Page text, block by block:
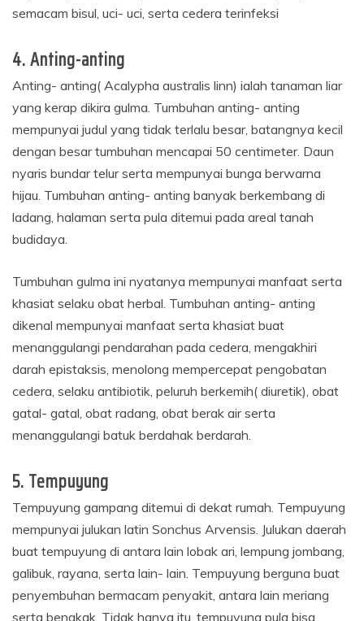
semacam bisul, uci- uci, serta cedera terinfeksi
4. Anting-anting
Anting- anting( Acalypha australis linn) ialah tanaman liar
yang kerap dikira gulma. Tumbuhan anting- anting
mempunyai judul yang tidak terlalu besar, batangnya kecil
dengan besar tumbuhan mencapai 50 centimeter. Daun
nyaris bundar telur serta mempunyai bunga berwarna
hijau. Tumbuhan anting- anting banyak berkembang di
ladang, halaman serta pula ditemui pada areal tanah
budidaya.
Tumbuhan gulma ini nyatanya mempunyai manfaat serta
khasiat selaku obat herbal. Tumbuhan anting- anting
dikenal mempunyai manfaat serta khasiat buat
menanggulangi pendarahan pada cedera, mengakhiri
darah epistaksis, menolong mempercepat pengobatan
cedera, selaku antibiotik, peluruh berkemih( diuretik), obat
gatal- gatal, obat radang, obat berak air serta
menanggulangi batuk berdahak berdarah.
5. Tempuyung
Tempuyung gampang ditemui di dekat rumah. Tempuyung
mempunyai julukan latin Sonchus Arvensis. Julukan daerah
buat tempuyung di antara lain lobak ari, lempung jombang,
galibuk, rayana, serta lain- lain. Tempuyung berguna buat
penyembuhan bermacam penyakit, antara lain meriang
serta bengkak. Tidak hanya itu, tempuyung pula bisa